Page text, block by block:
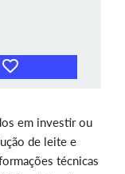
em investir ou
de leite e
técnicas